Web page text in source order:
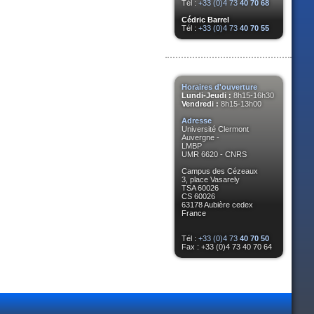
Tél : +33 (0)4 73 40 70 68
Cédric Barrel
Tél : +33 (0)4 73 40 70 55
Horaires d'ouverture
Lundi-Jeudi : 8h15-16h30
Vendredi : 8h15-13h00
Adresse
Université Clermont
Auvergne -
LMBP
UMR 6620 - CNRS
Campus des Cézeaux
3, place Vasarely
TSA 60026
CS 60026
63178 Aubière cedex
France
Tél : +33 (0)4 73 40 70 50
Fax : +33 (0)4 73 40 70 64